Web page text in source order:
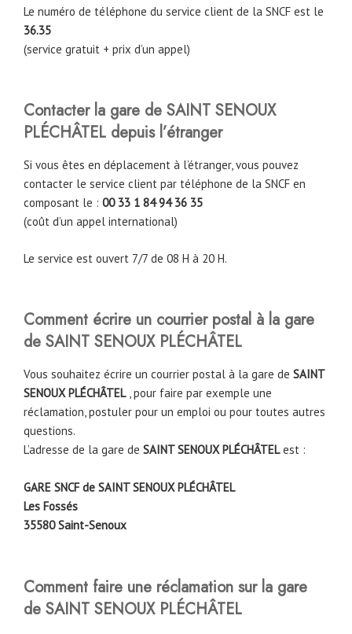
Le numéro de téléphone du service client de la SNCF est le
36.35
(service gratuit + prix d’un appel)
Contacter la gare de SAINT SENOUX
PLÉCHÂTEL depuis l’étranger
Si vous êtes en déplacement à l’étranger, vous pouvez
contacter le service client par téléphone de la SNCF en
composant le : 00 33 1 84 94 36 35
(coût d’un appel international)
Le service est ouvert 7/7 de 08 H à 20 H.
Comment écrire un courrier postal à la gare
de SAINT SENOUX PLÉCHÂTEL
Vous souhaitez écrire un courrier postal à la gare de SAINT
SENOUX PLÉCHÂTEL, pour faire par exemple une
réclamation, postuler pour un emploi ou pour toutes autres
questions.
L’adresse de la gare de SAINT SENOUX PLÉCHÂTELest :
GARE SNCF de SAINT SENOUX PLÉCHÂTEL
Les Fossés
35580 Saint-Senoux
Comment faire une réclamation sur la gare
de SAINT SENOUX PLÉCHÂTEL